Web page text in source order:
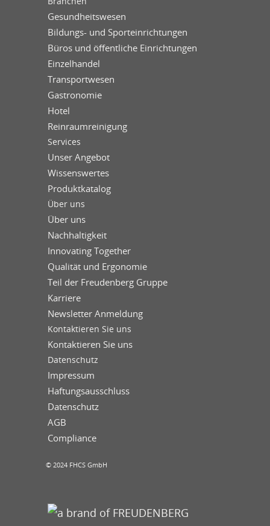
Gesundheitswesen
Bildungs- und Sporteinrichtungen
Büros und öffentliche Einrichtungen
Einzelhandel
Transportwesen
Gastronomie
Hotel
Reinraumreinigung
Services
Unser Angebot
Wissenswertes
Produktkatalog
Über uns
Über uns
Nachhaltigkeit
Innovating Together
Qualität und Ergonomie
Teil der Freudenberg Gruppe
Karriere
Newsletter Anmeldung
Kontaktieren Sie uns
Kontaktieren Sie uns
Datenschutz
Impressum
Haftungsausschluss
Datenschutz
AGB
Compliance
© 2024 FHCS GmbH